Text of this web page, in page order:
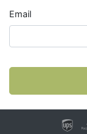
Email